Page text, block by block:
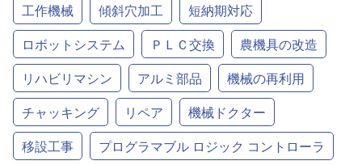
工作機械
傾斜穴加工
短納期対応
ロボットシステム
ＰＬＣ交換
農機具の改造
リハビリマシン
アルミ部品
機械の再利用
チャッキング
リペア
機械ドクター
移設工事
プログラマブル ロジック コントローラ